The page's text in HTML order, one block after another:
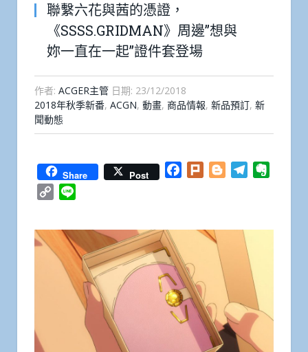
聯繫六花與茜的憑證，
《SSSS.GRIDMAN》周邊”想與
妳一直在一起”證件套登場
作者: ACGER主管 日期: 23/12/2018
2018年秋季新番, ACGN, 動畫, 商品情報, 新品預訂, 新
聞動態
Share Post Facebook
Plurk BloggerTelegram
Copy